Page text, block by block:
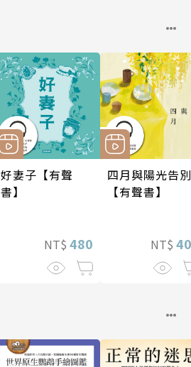
好妻子【有聲
書】
NT$ 480
四月與陽光告別
【有聲書】
NT$